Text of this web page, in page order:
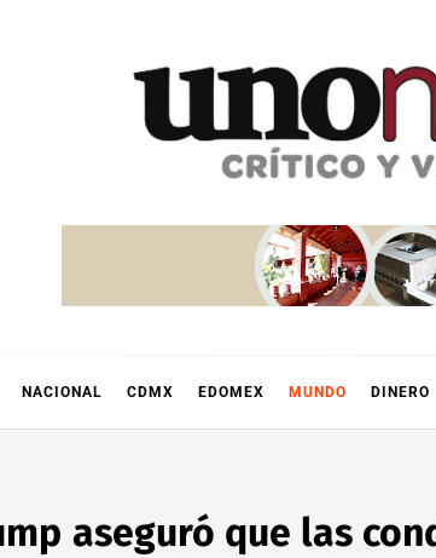
NACIONAL CDMX EDOMEX MUNDO DINERO
aseguró que las